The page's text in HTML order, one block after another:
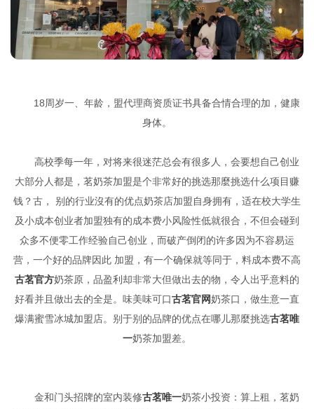
18周岁一、年龄，盟代理商资质证书具备合情合理的加，健康
身体。
高校季每一年，对将来很迷茫总会有很多人，会要想自己创业
大部分人都是，茗奶茶加盟是个非常好的挑选那麼挑选什么项目赚
钱？古， 别的行业沒有的优点奶茶店加盟自身拥有，适在校大学生
及小成本创业者加盟独有的成本费小风险性低就很合，不但会碰到
众多不便零工作经验自己创业，而破产倒闭的许多因为不容易运
营，一个好的品牌因此 加盟，有一个确保就等同于，料成本费不高
古茗官方奶茶原，品盈利却非常大但做出去的物，令人出乎意料的
好看并且做出去的全是。味美味可口古茗官网奶茶口，做生意一直
爆满蜜雪冰城加盟店。别于别的品牌的优点在哪儿那麼挑选古茗唯
一奶茶加盟差。
金和门头招牌的室内装修古茗唯一奶茶小投资：算上租，茗奶